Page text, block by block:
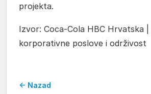
projekta.
Izvor: Coca-Cola HBC Hrvatska |
korporativne poslove i održivost
← Nazad